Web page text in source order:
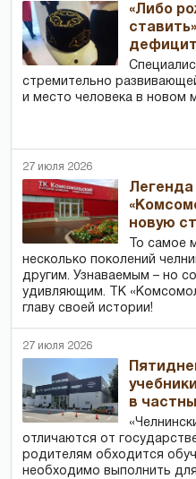
«Либо
стремительно
и место человека в новом
27 июля 2026
новую
То самое
несколько поколений
другим. Узнаваемым – но
удивляющим. ТК
главу своей истории!
27 июля 2026
в
отличаются от
родителям обходится
необходимо выполнить